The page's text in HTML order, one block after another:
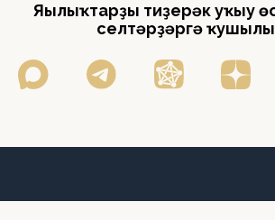
Яңылыҡтарҙы тиҙерәк уҡыу
селтәрҙәргә